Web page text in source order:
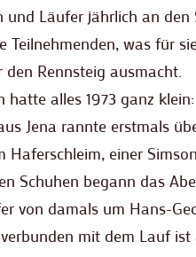
und Läufer jährlich an
Teilnehmenden, was für
den Rennsteig ausmacht.
hatte alles 1973 ganz
Jena rannte erstmals
Haferschleim, einer
Schuhen begann das
von damals um Hans-
mit dem Lauf